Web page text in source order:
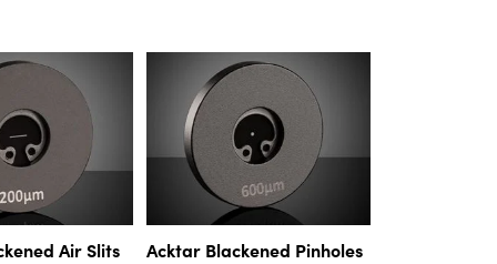
Air Slits Acktar Blackened Pinholes